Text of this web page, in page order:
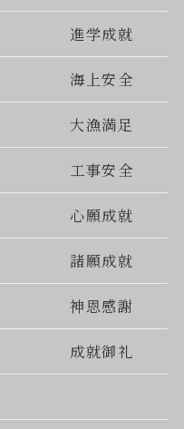
進学成就
海上安全
大漁満足
工事安全
心願成就
諸願成就
神恩感謝
成就御礼